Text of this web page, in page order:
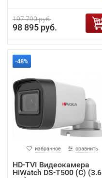
197 790 руб.
98 895 руб.
-48%
избранное сравнить
HD-TVI Видеокамера
HiWatch DS-T500 (C) (3.6